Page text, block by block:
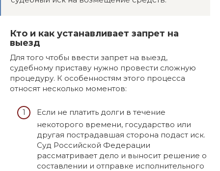
Кто и как устанавливает запрет на
выезд
Для того чтобы ввести запрет на выезд,
судебному приставу нужно провести сложную
процедуру. К особенностям этого процесса
относят несколько моментов:
Если не платить долги в течение
некоторого времени, государство или
другая пострадавшая сторона подаст иск.
Суд Российской Федерации
рассматривает дело и выносит решение о
составлении и отправке исполнительного